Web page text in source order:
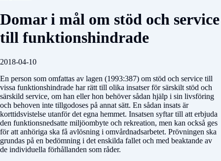
Domar i mål om stöd och service
till funktionshindrade
2018-04-10
En person som omfattas av lagen (1993:387) om stöd och service till
vissa funktionshindrade har rätt till olika insatser för särskilt stöd och
särskild service, om han eller hon behöver sådan hjälp i sin livsföring
och behoven inte tillgodoses på annat sätt. En sådan insats är
korttidsvistelse utanför det egna hemmet. Insatsen syftar till att erbjuda
den funktionsnedsatte miljöombyte och rekreation, men kan också ges
för att anhöriga ska få avlösning i omvårdnadsarbetet. Prövningen ska
grundas på en bedömning i det enskilda fallet och med beaktande av
de individuella förhållanden som råder.